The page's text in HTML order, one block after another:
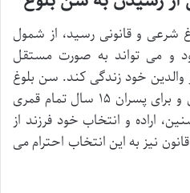
شرعی و قانونی رسید، از شمول
و می تواند به صورت مستقل
والدین خود زندگی کند. سن بلوغ
برای دختران ۹ سال تمام قمری و برای پسران ۱۵ سال تمام قمری
اراده و انتخاب خود فرزند از
نیز به این انتخاب احترام می